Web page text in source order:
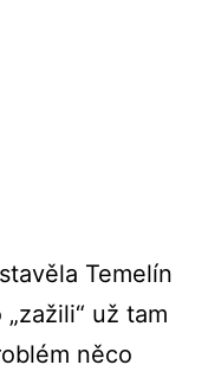
Temelín
už tam
něco